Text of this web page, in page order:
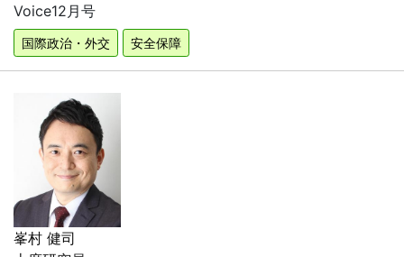
Voice12月号
国際政治・外交 安全保障
峯村 健司